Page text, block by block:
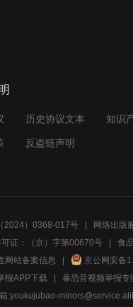
历史协议文本 知识
反盗链声明
2024）0368-017号 网络出版
证：（京）字第00670号 食
网站备案信息 京公网安备
报APP下载 暴恐音视频举报专
:youkujubao-